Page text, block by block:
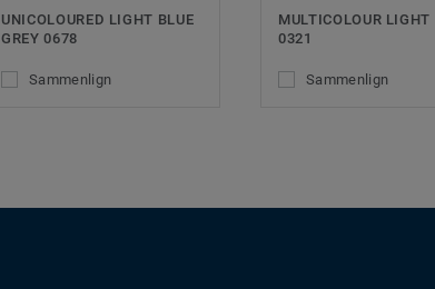
UNICOLOURED LIGHT BLUE
GREY 0678
Sammenlign
MULTICOLOUR LIGHT
0321
Sammenlign